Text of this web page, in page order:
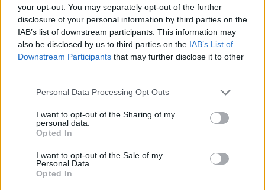
your opt-out. You may separately opt-out of the further
disclosure of your personal information by third parties on the
IAB’s list of downstream participants. This information may
also be disclosed by us to third parties on the IAB’s List of
Downstream Participants that may further disclose it to other
Personal Data Processing Opt Outs
I want to opt-out of the Sharing of my
personal data.
Opted In
I want to opt-out of the Sale of my
Personal Data.
Opted In
szavaz egyébként az Európai Parlament plenáris
ülése a helyreállítási alap legnagyobb
programjáról, a 672,5 milliárd eurós Helyreállítási
és Rezilienciaépítési Eszközről, amelynek
eddig mindössze 6 tagállam ratifikálta a források
felvételéhez szükséges uniós jogszabályt.
Back to Europe 2026Az áprilisi választások után
visszakerült az európai térképre Magyarország, a kormány
kiemelt célja az uniós források hazahozatala, illetve